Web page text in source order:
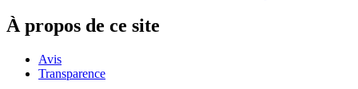
À propos de ce site
Avis
Transparence